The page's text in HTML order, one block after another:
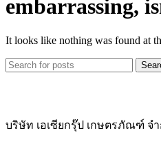
embarrassing,
It looks like nothing was found at
บริษัท เอเซียกรุ๊ป เกษตรภัณฑ์ จ